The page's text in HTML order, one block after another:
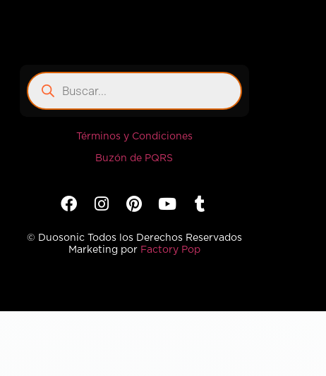
Términos y Condiciones
Buzón de PQRS
© Duosonic Todos los Derechos Reservados
Marketing por Factory Pop